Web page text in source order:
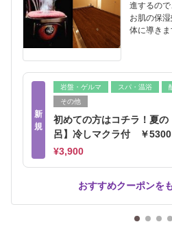
進するの
お肌の保
体に導きま
新
規
岩盤・ゲルマ スパ・温浴
その他
初めての方はコチラ！夏の
呂】冷しマクラ付 ￥
¥3,900
おすすめクーポンを